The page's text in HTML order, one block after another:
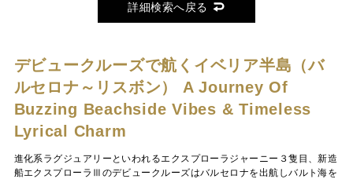
詳細検索へ戻る
デビュークルーズで航くイベリア半島（バ
ルセロナ～リスボン） A Journey Of
Buzzing Beachside Vibes & Timeless
Lyrical Charm
進化系ラグジュアリーといわれるエクスプローラジャーニー３隻目、新造
船エクスプローラⅢのデビュークルーズはバルセロナを出航しバルト海を